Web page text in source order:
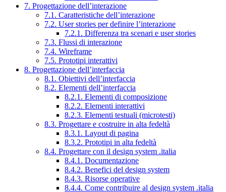
7. Progettazione dell’interazione
7.1. Caratteristiche dell’interazione
7.2. User stories per definire l’interazione
7.2.1. Differenza tra scenari e user stories
7.3. Flussi di interazione
7.4. Wireframe
7.5. Prototipi interattivi
8. Progettazione dell’interfaccia
8.1. Obiettivi dell’interfaccia
8.2. Elementi dell’interfaccia
8.2.1. Elementi di composizione
8.2.2. Elementi interattivi
8.2.3. Elementi testuali (microtesti)
8.3. Progettare e costruire in alta fedeltà
8.3.1. Layout di pagina
8.3.2. Prototipi in alta fedeltà
8.4. Progettare con il design system .italia
8.4.1. Documentazione
8.4.2. Benefici del design system
8.4.3. Risorse operative
8.4.4. Come contribuire al design system .italia